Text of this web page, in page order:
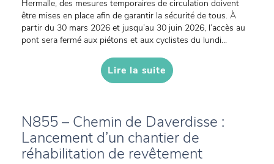
Hermalle, des mesures temporaires de circulation doivent
être mises en place afin de garantir la sécurité de tous. À
partir du 30 mars 2026 et jusqu’au 30 juin 2026, l’accès au
pont sera fermé aux piétons et aux cyclistes du lundi...
Lire la suite
N855 – Chemin de Daverdisse :
Lancement d’un chantier de
réhabilitation de revêtement